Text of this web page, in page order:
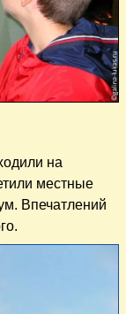
на
местные
Впечатлений